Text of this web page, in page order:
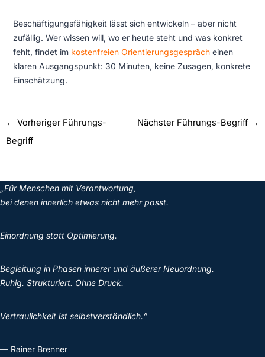
Beschäftigungsfähigkeit lässt sich entwickeln – aber nicht
zufällig. Wer wissen will, wo er heute steht und was konkret
fehlt, findet im kostenfreien Orientierungsgesprächeinen
klaren Ausgangspunkt: 30 Minuten, keine Zusagen, konkrete
Einschätzung.
← Vorheriger Führungs-
Begriff
Nächster Führungs-Begriff →
„Für Menschen mit Verantwortung,
bei denen innerlich etwas nicht mehr passt.
Einordnung statt Optimierung.
Begleitung in Phasen innerer und äußerer Neuordnung.
Ruhig. Strukturiert. Ohne Druck.
Vertraulichkeit ist selbstverständlich.“
— Rainer Brenner